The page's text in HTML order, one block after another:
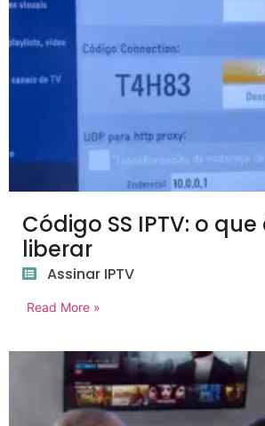
Código SS IPTV: o
liberar
Assinar IPTV
Read More »